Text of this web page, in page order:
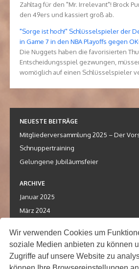
Wir verwenden Cookies um
soziale Medien anbieten zu können
Zugriffe auf unsere Website zu
Zahltag für den "Mr. Irrelevant"! Brock
den 49ers und kassiert groß ab.
"Sorge ist hoch!" Schlüsselspieler der
in Game 7 in den NBA Playoffs gegen
Die Nuggets haben die favorisierten
Entscheidungsspiel gezwungen,
womöglich auf einen Schlüsselspieler
NEUESTE BEITRÄGE
Mitgliederversammlung 2025 – Der
Schnuppertraining
Gelungene Jubiläumsfeier
ARCHIVE
Januar 2025
März 2024
KATEGORIEN
Termin